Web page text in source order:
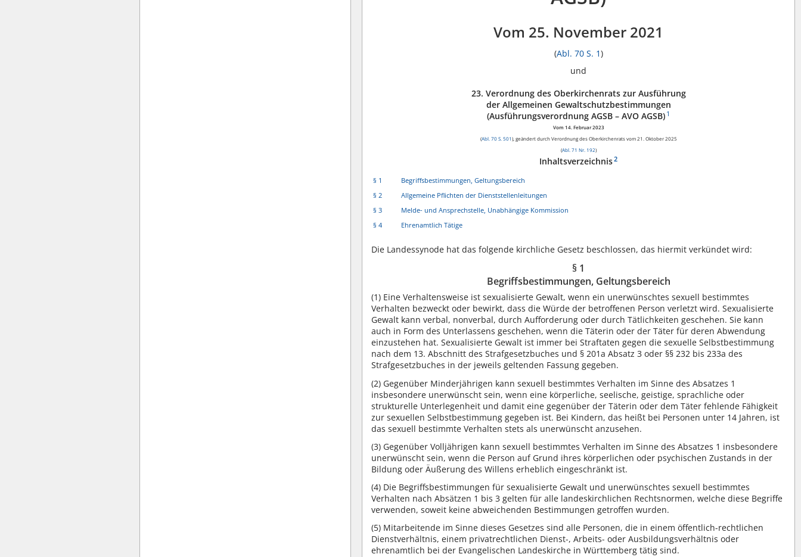
Vom 25. November 2021
(Abl. 70 S. 1)
und
23. Verordnung des Oberkirchenrats zur Ausführung
der Allgemeinen Gewaltschutzbestimmungen
(Ausführungsverordnung AGSB – AVO AGSB) 1
Vom 14. Februar 2023
(Abl. 70 S. 501), geändert durch Verordnung des Oberkirchenrats vom 21. Oktober 2025
(Abl. 71 Nr. 192)
Inhaltsverzeichnis2
§ 1
Begriffsbestimmungen, Geltungsbereich
§ 2
Allgemeine Pflichten der Dienststellenleitungen
§ 3
Melde- und Ansprechstelle, Unabhängige Kommission
§ 4
Ehrenamtlich Tätige
Die Landessynode hat das folgende kirchliche Gesetz beschlossen, das hiermit verkündet wird:
§ 1
Begriffsbestimmungen, Geltungsbereich
(1) Eine Verhaltensweise ist sexualisierte Gewalt, wenn ein unerwünschtes sexuell bestimmtes
Verhalten bezweckt oder bewirkt, dass die Würde der betroffenen Person verletzt wird. Sexualisierte
Gewalt kann verbal, nonverbal, durch Aufforderung oder durch Tätlichkeiten geschehen. Sie kann
auch in Form des Unterlassens geschehen, wenn die Täterin oder der Täter für deren Abwendung
einzustehen hat. Sexualisierte Gewalt ist immer bei Straftaten gegen die sexuelle Selbstbestimmung
nach dem 13. Abschnitt des Strafgesetzbuches und § 201a Absatz 3 oder §§ 232 bis 233a des
Strafgesetzbuches in der jeweils geltenden Fassung gegeben.
(2) Gegenüber Minderjährigen kann sexuell bestimmtes Verhalten im Sinne des Absatzes 1
insbesondere unerwünscht sein, wenn eine körperliche, seelische, geistige, sprachliche oder
strukturelle Unterlegenheit und damit eine gegenüber der Täterin oder dem Täter fehlende Fähigkeit
zur sexuellen Selbstbestimmung gegeben ist. Bei Kindern, das heißt bei Personen unter 14 Jahren, ist
das sexuell bestimmte Verhalten stets als unerwünscht anzusehen.
(3) Gegenüber Volljährigen kann sexuell bestimmtes Verhalten im Sinne des Absatzes 1 insbesondere
unerwünscht sein, wenn die Person auf Grund ihres körperlichen oder psychischen Zustands in der
Bildung oder Äußerung des Willens erheblich eingeschränkt ist.
(4) Die Begriffsbestimmungen für sexualisierte Gewalt und unerwünschtes sexuell bestimmtes
Verhalten nach Absätzen 1 bis 3 gelten für alle landeskirchlichen Rechtsnormen, welche diese Begriffe
verwenden, soweit keine abweichenden Bestimmungen getroffen wurden.
(5) Mitarbeitende im Sinne dieses Gesetzes sind alle Personen, die in einem öffentlich-rechtlichen
Dienstverhältnis, einem privatrechtlichen Dienst-, Arbeits- oder Ausbildungsverhältnis oder
ehrenamtlich bei der Evangelischen Landeskirche in Württemberg tätig sind.